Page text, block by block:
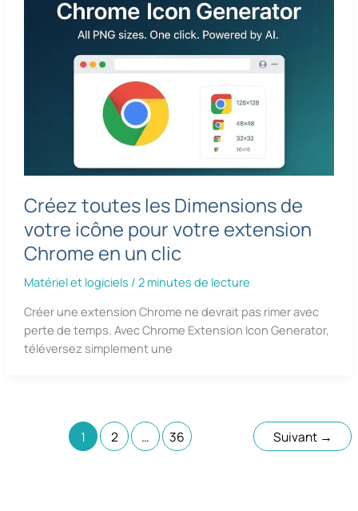
Créez toutes les Dimensions de
votre icône pour votre extension
Chrome en un clic
Matériel et logiciels / 2 minutes de lecture
Créer une extension Chrome ne devrait pas rimer avec
perte de temps. Avec Chrome Extension Icon Generator,
téléversez simplement une
1 2 … 36 Suivant →